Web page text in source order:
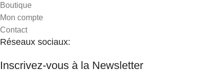
Boutique
Mon compte
Contact
Réseaux sociaux:
Inscrivez-vous à la Newsletter